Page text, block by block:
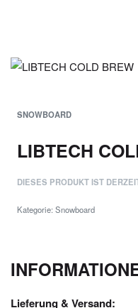
SNOWBOARD
LIBTECH
DIESES PRODUKT IST
Kategorie: Snowboard
Lieferung & Versand: